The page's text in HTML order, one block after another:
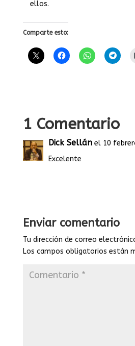
ellos.
Comparte esto:
1 Comentario
Dick Sellán el 10
Excelente
Enviar comentario
Tu dirección de correo
Los campos obligatorios están